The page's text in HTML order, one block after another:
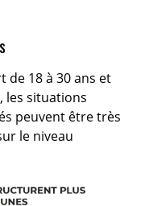
de 18 à 30 ans et
les situations
peuvent être très
le niveau